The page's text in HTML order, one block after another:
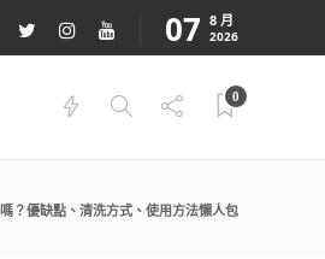
07 8 月
2026
0
？優缺點、清洗方式、使用方法懶人包